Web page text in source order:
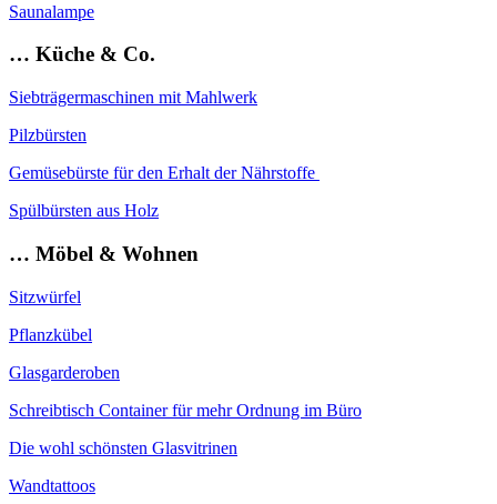
Saunalampe
… Küche & Co.
Siebträgermaschinen mit Mahlwerk
Pilzbürsten
Gemüsebürste für den Erhalt der Nährstoffe
Spülbürsten aus Holz
… Möbel & Wohnen
Sitzwürfel
Pflanzkübel
Glasgarderoben
Schreibtisch Container für mehr Ordnung im Büro
Die wohl schönsten Glasvitrinen
Wandtattoos